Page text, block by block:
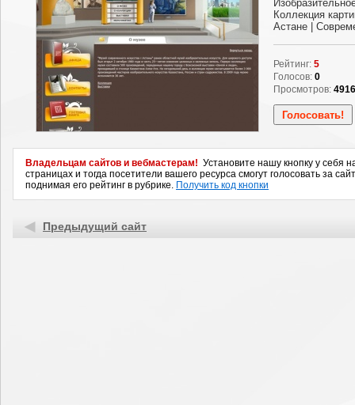
Коллекция
Астане |
Рейтинг: 5
Голосов: 0
Просмотров: 4916
Владельцам сайтов и вебмастерам! Установите нашу кнопку у себя
страницах и тогда посетители вашего ресурса смогут голосовать за
поднимая его рейтинг в рубрике. Получить код кнопки
Предыдущий сайт